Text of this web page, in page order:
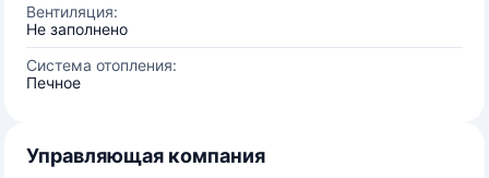
Вентиляция:
Не заполнено
Система отопления:
Печное
Управляющая компания